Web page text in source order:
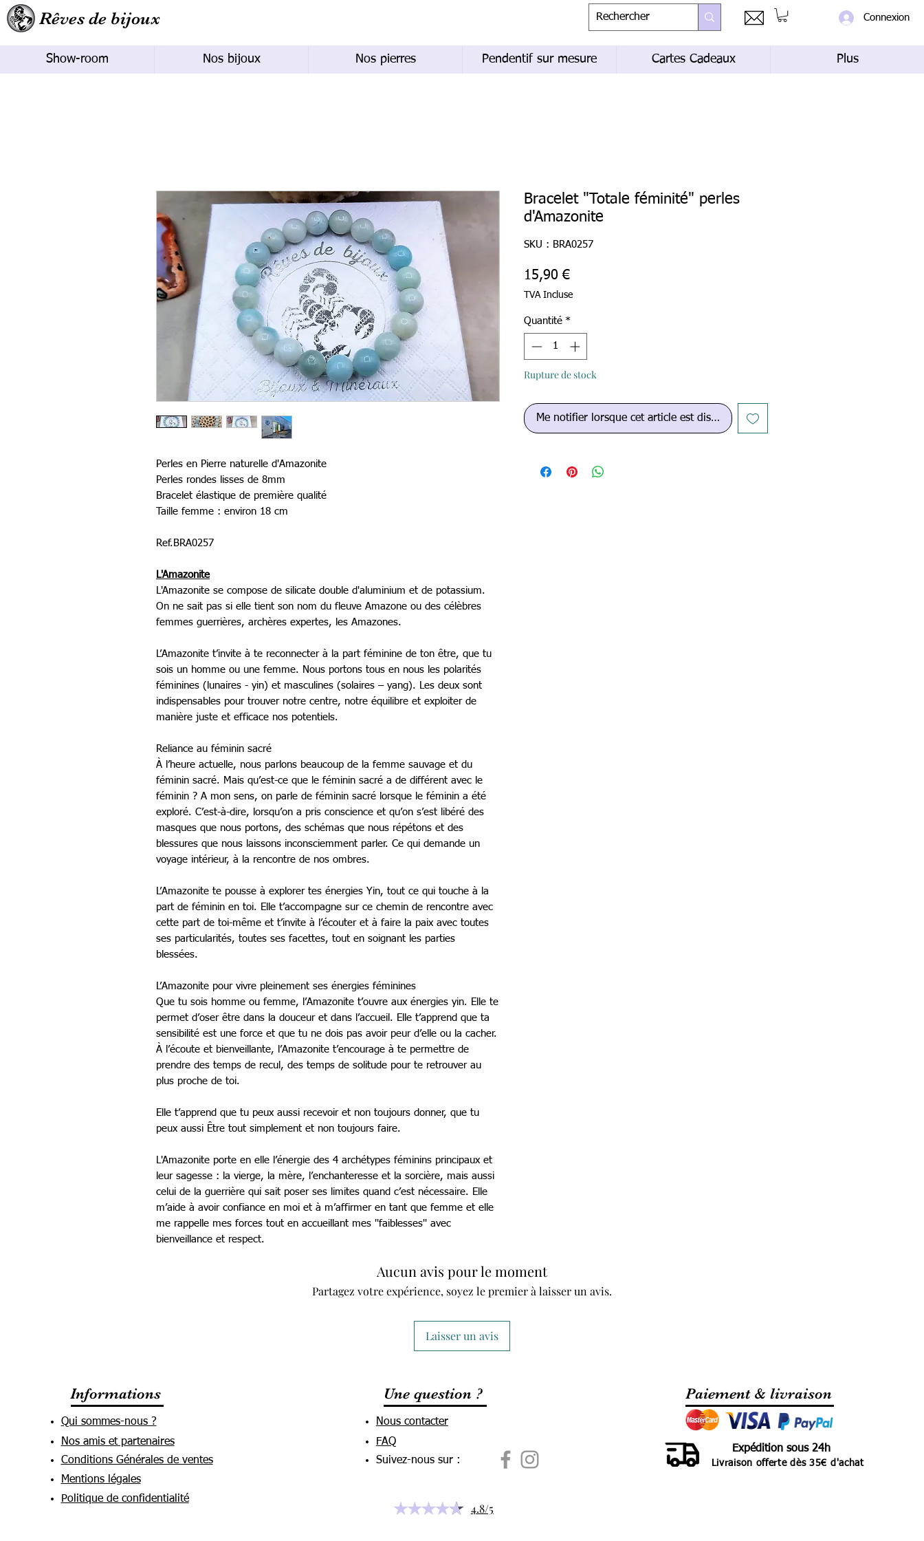
Rêves de bijoux Connexion
Show-room Nos bijoux Nos pierres Pendentif sur mesure Cartes Cadeaux Plus
Perles en Pierre naturelle d'Amazonite
Perles rondes lisses de 8mm
Bracelet élastique de première qualité
Taille femme : environ 18 cm
Ref.BRA0257
L'Amazonite
L'Amazonite se compose de silicate double d'aluminium et de potassium.
On ne sait pas si elle tient son nom du fleuve Amazone ou des célèbres
femmes guerrières, archères expertes, les Amazones.
L’Amazonite t’invite à te reconnecter à la part féminine de ton être, que tu
sois un homme ou une femme. Nous portons tous en nous les polarités
féminines (lunaires - yin) et masculines (solaires – yang). Les deux sont
indispensables pour trouver notre centre, notre équilibre et exploiter de
manière juste et efficace nos potentiels.
Reliance au féminin sacré
À l’heure actuelle, nous parlons beaucoup de la femme sauvage et du
féminin sacré. Mais qu’est-ce que le féminin sacré a de différent avec le
féminin ? A mon sens, on parle de féminin sacré lorsque le féminin a été
exploré. C’est-à-dire, lorsqu’on a pris conscience et qu’on s’est libéré des
masques que nous portons, des schémas que nous répétons et des
blessures que nous laissons inconsciemment parler. Ce qui demande un
voyage intérieur, à la rencontre de nos ombres.
L’Amazonite te pousse à explorer tes énergies Yin, tout ce qui touche à la
part de féminin en toi. Elle t’accompagne sur ce chemin de rencontre avec
cette part de toi-même et t’invite à l’écouter et à faire la paix avec toutes
ses particularités, toutes ses facettes, tout en soignant les parties
blessées.
L’Amazonite pour vivre pleinement ses énergies féminines
Que tu sois homme ou femme, l’Amazonite t’ouvre aux énergies yin. Elle te
permet d’oser être dans la douceur et dans l’accueil. Elle t’apprend que ta
sensibilité est une force et que tu ne dois pas avoir peur d’elle ou la cacher.
À l’écoute et bienveillante, l’Amazonite t’encourage à te permettre de
prendre des temps de recul, des temps de solitude pour te retrouver au
plus proche de toi.
Elle t’apprend que tu peux aussi recevoir et non toujours donner, que tu
peux aussi Être tout simplement et non toujours faire.
L'Amazonite porte en elle l’énergie des 4 archétypes féminins principaux et
leur sagesse : la vierge, la mère, l’enchanteresse et la sorcière, mais aussi
celui de la guerrière qui sait poser ses limites quand c’est nécessaire. Elle
m’aide à avoir confiance en moi et à m’affirmer en tant que femme et elle
me rappelle mes forces tout en accueillant mes ''faiblesses'' avec
bienveillance et respect.
Bracelet "Totale féminité" perles
d'Amazonite
SKU : BRA0257
15,90 €Prix
TVA Incluse
Quantité *
Rupture de stock
Me notifier lorsque cet article est disponible
Aucun avis pour le moment
Partagez votre expérience, soyez le premier à laisser un avis.
Laisser un avis
Informations
Qui sommes-nous ?
Nos amis et partenaires
Conditions Générales de ventes
Mentions légales
Politique de confidentialité
Une question ?
Nous contacter
FAQ
Suivez-nous sur :
4.8/5
Paiement & livraison
Livraison offerte dès 35€ d'achat
Expédition sous 24h